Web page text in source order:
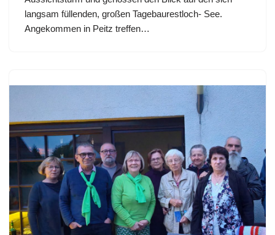
langsam füllenden, großen Tagebaurestloch- See.
Angekommen in Peitz treffen…